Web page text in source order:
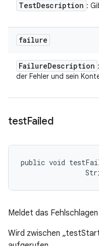
TestDescription :
failure
FailureDescription :
der Fehler und sein
testFailed
public void
Meldet das
Wird zwischen